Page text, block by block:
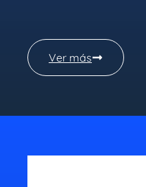
Ver más